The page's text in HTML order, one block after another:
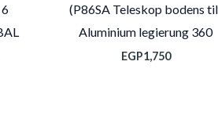
(P86SA Teleskop bodens til)
Aluminium legierung 360
EGP1,750